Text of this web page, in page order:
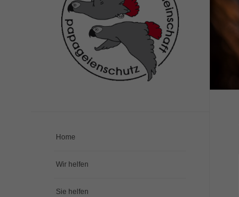
Home
Wir helfen
Sie helfen